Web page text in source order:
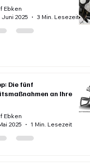
Ebken
Juni 2025
3 Min. Lesezeit
Die fünf
an Ihre
Ebken
2025
1 Min. Lesezeit